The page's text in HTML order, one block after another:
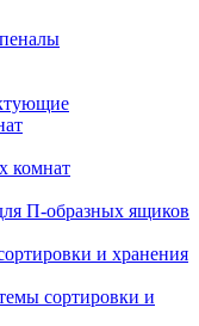
комнат
П-образных ящиков
и хранения
сортировки и